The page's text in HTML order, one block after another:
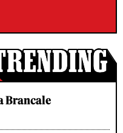
Brancale